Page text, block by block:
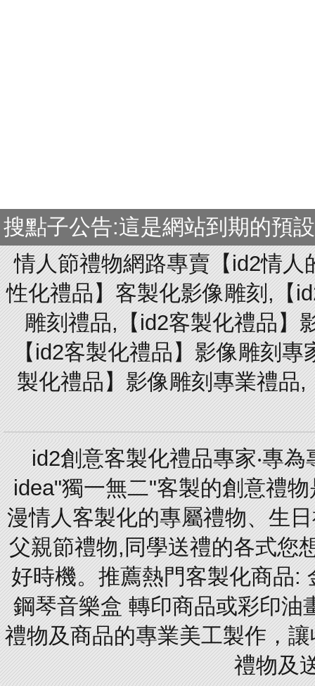
搜點子公告:這是網站到期的預
情人節禮物網路專賣【id2情
性化禮品】客製化影像雕刻,【
雕刻禮品,【id2客製化禮品】
【id2客製化禮品】影像雕刻
製化禮品】影像雕刻專業禮品
id2創意客製化禮品專家‧專
idea"獨一無二"客製的創意禮
漫情人客製化的專屬禮物、生
父親節禮物,同學送禮的各式您
好時機。推薦熱門客製化商品:
鋼琴音樂盒 轉印商品或彩印油
禮物及商品的專業美工製作，
禮物及